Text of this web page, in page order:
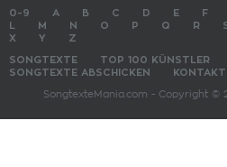
0-9 A B C D E F
M N O P Q R
X
Y Z
SONGTEXTE TOP 100 KÜNSTLER
SONGTEXTE ABSCHICKEN
KONTAKT
SongtexteMania.com - Copyright ©